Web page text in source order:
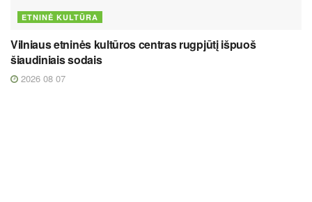
ETNINĖ KULTŪRA
Vilniaus etninės kultūros centras rugpjūtį išpuoš
šiaudiniais sodais
2026 08 07